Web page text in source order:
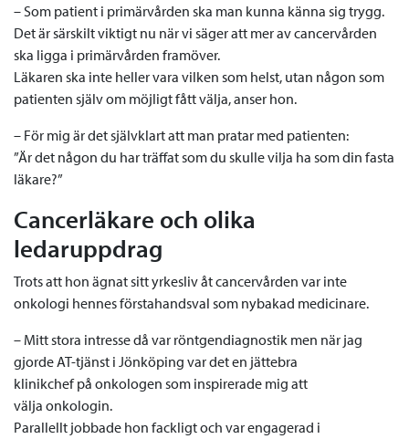
– Som patient i primärvården ska man kunna känna sig trygg.
Det är särskilt viktigt nu när vi säger att mer av cancervården
ska ligga i primärvården framöver.
Läkaren ska inte heller vara vilken som helst, utan någon som
patienten själv om möjligt fått välja, anser hon.
– För mig är det självklart att man pratar med patienten:
”Är det någon du har träffat som du skulle vilja ha som din fasta
läkare?”
Cancerläkare och olika
ledaruppdrag
Trots att hon ägnat sitt yrkesliv åt cancervården var inte
onkologi hennes förstahandsval som nybakad medicinare.
– Mitt stora intresse då var röntgendiagnostik men när jag
gjorde AT-tjänst i Jönköping var det en jättebra
klinikchef på onkologen som inspirerade mig att
välja onkologin.
Parallellt jobbade hon fackligt och var engagerad i